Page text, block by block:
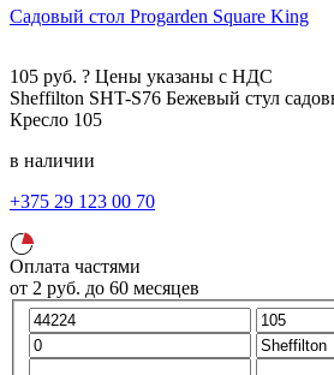
Садовый стол Progarden Square King
105 руб. ? Цены указаны с НДС
Sheffilton SHT-S76 Бежевый стул
Кресло 105
в наличии
+375 29 123 00 70
Оплата частями
от 2 руб. до 60 месяцев